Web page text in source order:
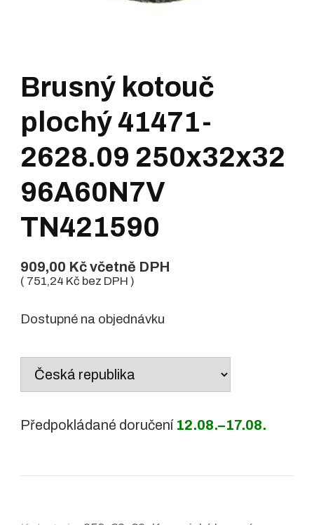
Brusný kotouč
plochý 41471-
2628.09 250x32x32
96A60N7V
TN421590
909,00 Kčvčetně DPH
( 751,24 Kč bez DPH )
Dostupné na objednávku
Country
Předpokládané doručení 12.08.–17.08.